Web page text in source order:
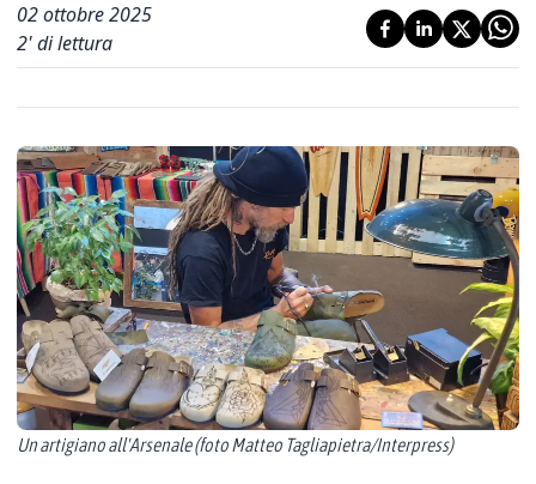
02 ottobre 2025
2' di lettura
Un artigiano all'Arsenale (foto Matteo Tagliapietra/Interpress)